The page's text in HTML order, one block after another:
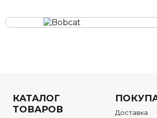
КАТАЛОГ
ТОВАРОВ
Доставка